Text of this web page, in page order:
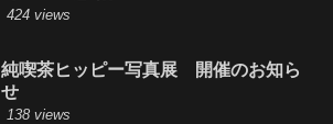
424 views
純喫茶ヒッピー写真展 開催のお知ら
せ
138 views